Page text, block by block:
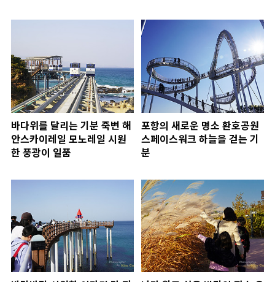
바다위를 달리는 기분 죽변 해
안스카이레일 모노레일 시원
한 풍광이 일품
포항의 새로운 명소 환호공원
스페이스워크 하늘을 걷는 기
분